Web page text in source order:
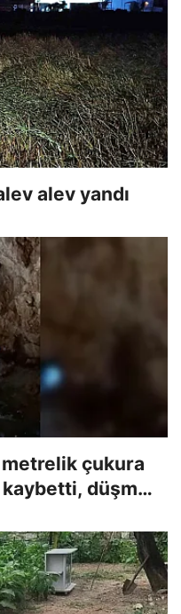
alev yandı
metrelik çukura
kaybetti, düşme